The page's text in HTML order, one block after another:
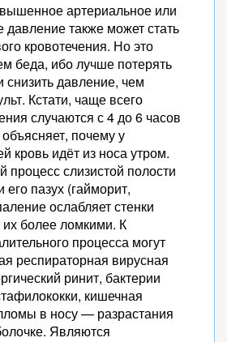
артериальное или
давление также может стать
кровотечения. Но это
беда, ибо лучше потерять
снизить давление, чем
Кстати, чаще всего
случаются с 4 до 6 часов
почему у
кровь идёт из носа утром.
процесс слизистой полости
его пазух (гайморит,
ослабляет стенки
их более ломкими. К
процесса могут
респираторная вирусная
ринит, бактерии
кишечная
в носу — разрастания
Являются